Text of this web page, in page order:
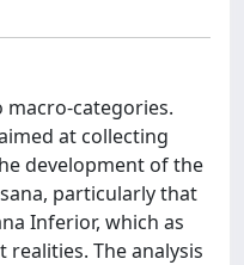
macro-categories.
at collecting
development of the
particularly that
Inferior, which as
The analysis